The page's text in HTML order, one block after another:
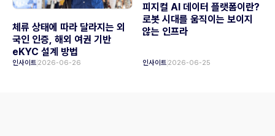
체류 상태에 따라 달라지는 외
국인 인증, 해외 여권 기반
eKYC 설계 방법
인사이트 2026-06-26
피지컬 AI 데이터 플랫폼이란?
로봇 시대를 움직이는 보이지
않는 인프라
인사이트 2026-06-25